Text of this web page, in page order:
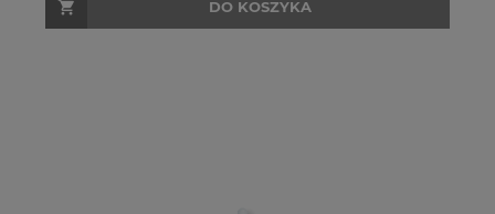
DO KOSZYKA